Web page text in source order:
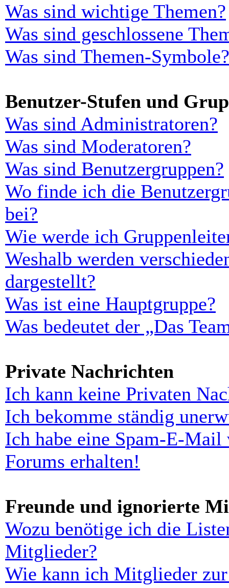
Was sind wichtige Themen?
Was sind geschlossene
Was sind Themen-Symbole?
Benutzer-Stufen und
Was sind Administratoren?
Was sind Moderatoren?
Was sind Benutzergruppen?
Wo finde ich die
bei?
Wie werde ich
Weshalb werden
dargestellt?
Was ist eine Hauptgruppe?
Was bedeutet der „Das
Private Nachrichten
Ich kann keine Privaten
Ich bekomme ständig
Ich habe eine Spam-E-
Forums erhalten!
Freunde und ignorierte
Wozu benötige ich die
Mitglieder?
Wie kann ich Mitglieder